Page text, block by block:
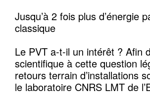
Jusqu’à 2 fois plus d’énergie
classique
Le PVT a-t-il un intérêt ? Afin
scientifique à cette question
retours terrain d’installations
le laboratoire CNRS LMT de